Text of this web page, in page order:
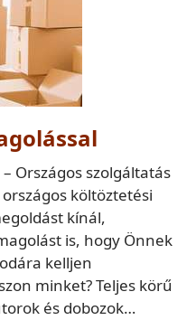
Országos szolgáltatás
költöztetési
kínál,
is, hogy Önnek
kelljen
minket? Teljes körű
és dobozok…